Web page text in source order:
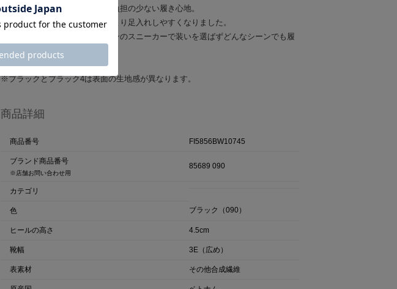
スクエアトゥの足先は開放的で負担の少ない履き心地。
履き口を少し浅めにすることでより足入れしやすくなりました。
甲部分がすっきりとしたデザインのスニーカーで装いを選ばずどんなシーンでも履
きやすい万能スニーカーです。
※ブラックとブラック4は表面の生地感が異なります。
商品詳細
商品番号 FI5856BW10745
ブランド商品番号
※店舗お問い合わせ用
85689 090
カテゴリ
色 ブラック（090）
ヒールの高さ 4.5cm
靴幅 3E（広め）
表素材 その他合成繊維